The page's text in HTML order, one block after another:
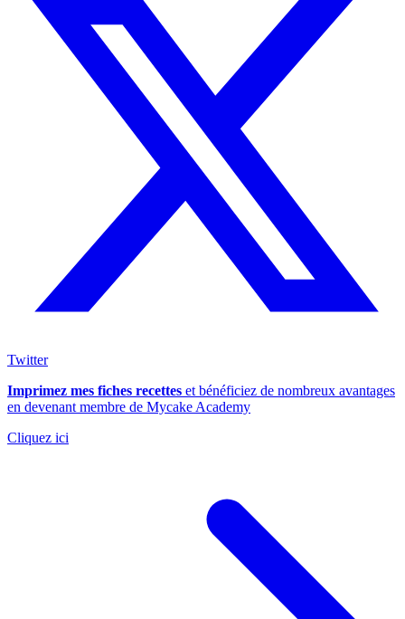
Twitter
Imprimez mes fiches recettes et bénéficiez de nombreux avantages
en devenant membre de Mycake Academy
Cliquez ici